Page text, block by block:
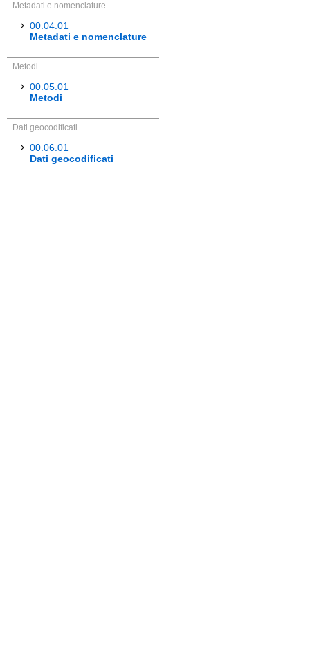
Metadati e nomenclature
00.04.01
Metadati e nomenclature
Metodi
00.05.01
Metodi
Dati geocodificati
00.06.01
Dati geocodificati